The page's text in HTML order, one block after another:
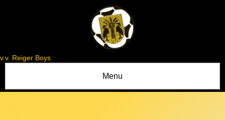
v.v. Reiger Boys
Menu